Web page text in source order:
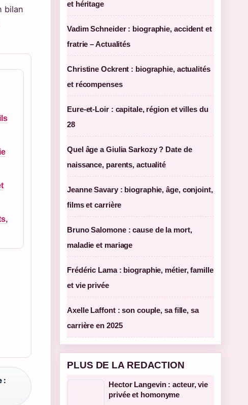
bilan
:
et héritage
Vadim Schneider : biographie, accident et
fratrie – Actualités
Christine Ockrent : biographie, actualités
et récompenses
Eure-et-Loir : capitale, région et villes du
28
Quel âge a Giulia Sarkozy ? Date de
naissance, parents, actualité
Jeanne Savary : biographie, âge, conjoint,
films et carrière
Bruno Salomone : cause de la mort,
maladie et mariage
Frédéric Lama : biographie, métier, famille
et vie privée
Axelle Laffont : son couple, sa fille, sa
carrière en 2025
PLUS DE LA REDACTION
Hector Langevin : acteur, vie
privée et homonyme